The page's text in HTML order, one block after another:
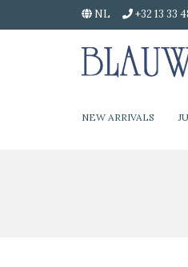
NL +32 13 33
NEW ARRIVALS